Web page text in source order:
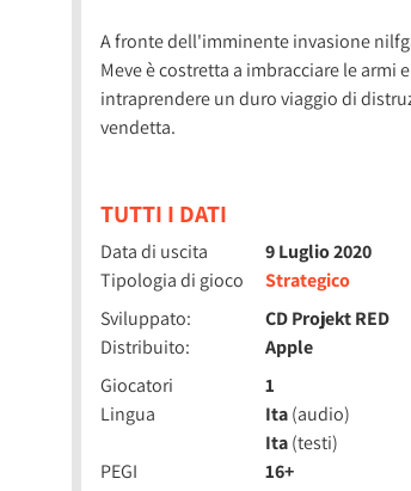
A fronte dell'imminente invasione
Meve è costretta a imbracciare le armi e
intraprendere un duro viaggio di
vendetta.
TUTTI I DATI
Data di uscita
9 Luglio 2020
Tipologia di gioco
Strategico
Sviluppato:
CD Projekt RED
Distribuito:
Apple
Giocatori
1
Lingua
Ita(audio)
Ita(testi)
PEGI
16+